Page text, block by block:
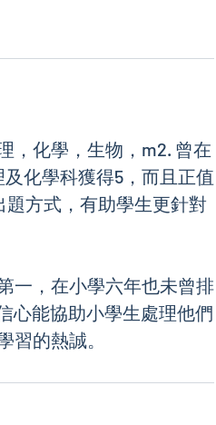
，化學，生物，m2. 曾在
化學科獲得5，而且正值
方式，有助學生更針對
一，在小學六年也未曾排
心能協助小學生處理他們